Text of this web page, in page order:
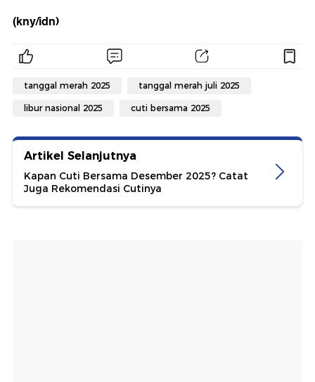
(kny/idn)
tanggal merah 2025 tanggal merah juli 2025
libur nasional 2025 cuti bersama 2025
Artikel Selanjutnya
Kapan Cuti Bersama Desember 2025? Catat
Juga Rekomendasi Cutinya